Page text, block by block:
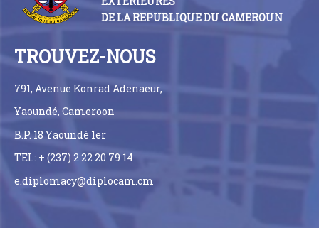
DE LA REPUBLIQUE DU CAMEROUN
TROUVEZ-NOUS
791, Avenue Konrad Adenaeur,
Yaoundé, Cameroon
B.P. 18 Yaoundé 1er
TEL: + (237) 2 22 20 79 14
e.diplomacy@diplocam.cm